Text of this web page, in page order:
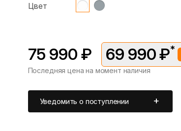
Цвет
75 990 ₽ 69 990 ₽*
*Скидка предоставляется в рамках временной
Последняя цена на момент наличия
Уведомить о поступлении